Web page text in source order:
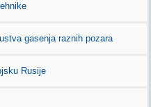
gasenja raznih pozara
Rusije